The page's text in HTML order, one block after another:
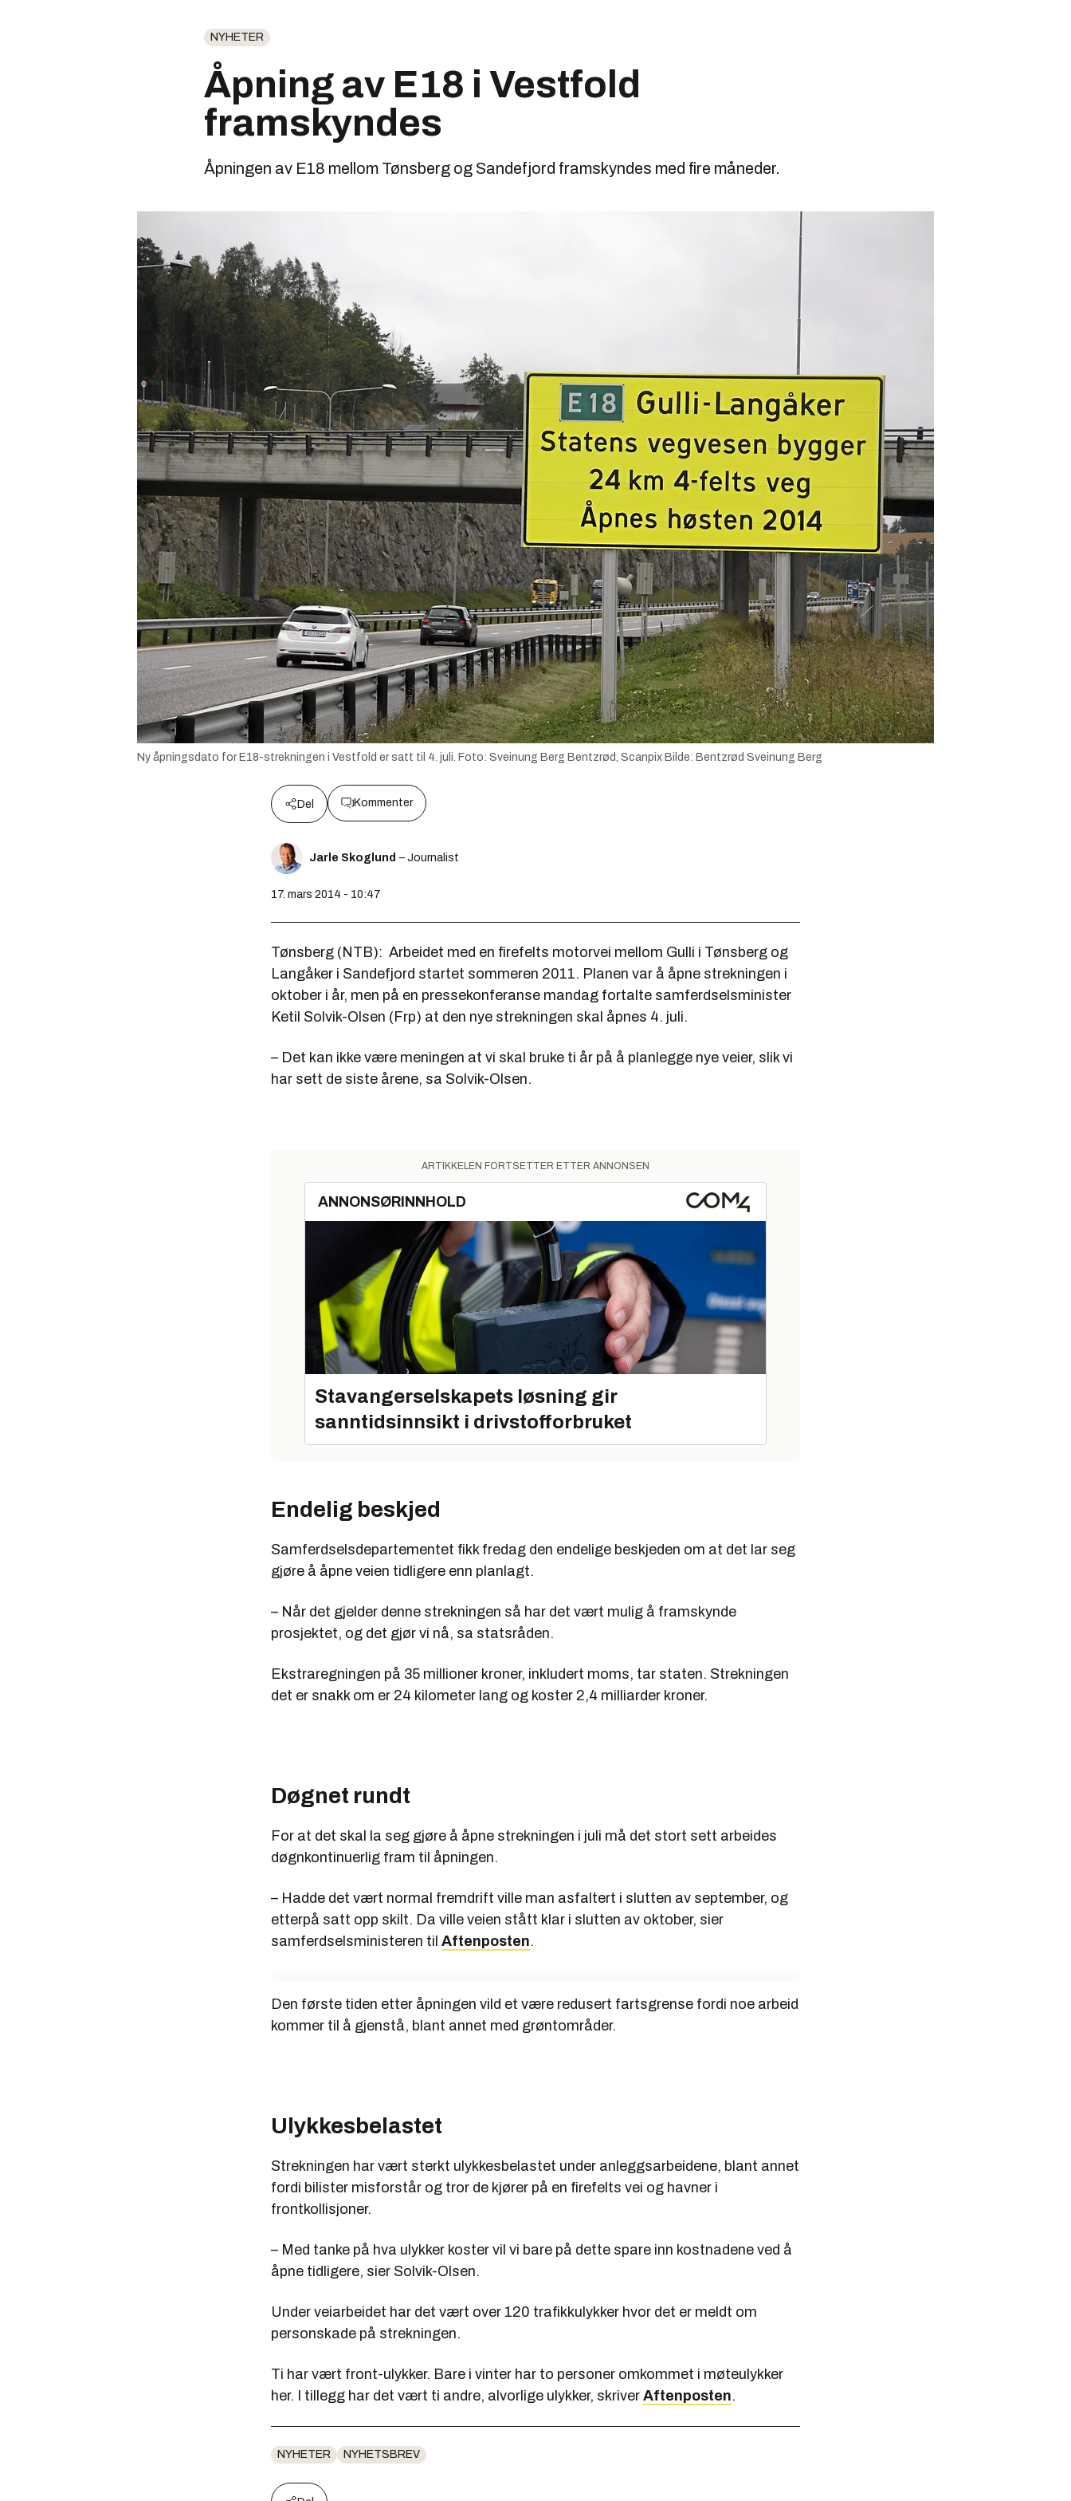
NYHETER
Åpning av E18 i Vestfold
framskyndes
Åpningen av E18 mellom Tønsberg og Sandefjord framskyndes med fire måneder.
Ny åpningsdato for E18-strekningen i Vestfold er satt til 4. juli. Foto: Sveinung Berg Bentzrød, Scanpix Bilde: Bentzrød Sveinung Berg
Del Kommenter
Jarle Skoglund – Journalist
17. mars 2014 - 10:47
Tønsberg (NTB): Arbeidet med en firefelts motorvei mellom Gulli i Tønsberg og
Langåker i Sandefjord startet sommeren 2011. Planen var å åpne strekningen i
oktober i år, men på en pressekonferanse mandag fortalte samferdselsminister
Ketil Solvik-Olsen (Frp) at den nye strekningen skal åpnes 4. juli.
– Det kan ikke være meningen at vi skal bruke ti år på å planlegge nye veier, slik vi
har sett de siste årene, sa Solvik-Olsen.
ARTIKKELEN FORTSETTER ETTER ANNONSEN
ANNONSØRINNHOLD
Stavangerselskapets løsning gir
sanntidsinnsikt i drivstofforbruket
Endelig beskjed
Samferdselsdepartementet fikk fredag den endelige beskjeden om at det lar seg
gjøre å åpne veien tidligere enn planlagt.
– Når det gjelder denne strekningen så har det vært mulig å framskynde
prosjektet, og det gjør vi nå, sa statsråden.
Ekstraregningen på 35 millioner kroner, inkludert moms, tar staten. Strekningen
det er snakk om er 24 kilometer lang og koster 2,4 milliarder kroner.
Døgnet rundt
For at det skal la seg gjøre å åpne strekningen i juli må det stort sett arbeides
døgnkontinuerlig fram til åpningen.
– Hadde det vært normal fremdrift ville man asfaltert i slutten av september, og
etterpå satt opp skilt. Da ville veien stått klar i slutten av oktober, sier
samferdselsministeren til Aftenposten.
Den første tiden etter åpningen vild et være redusert fartsgrense fordi noe arbeid
kommer til å gjenstå, blant annet med grøntområder.
Ulykkesbelastet
Strekningen har vært sterkt ulykkesbelastet under anleggsarbeidene, blant annet
fordi bilister misforstår og tror de kjører på en firefelts vei og havner i
frontkollisjoner.
– Med tanke på hva ulykker koster vil vi bare på dette spare inn kostnadene ved å
åpne tidligere, sier Solvik-Olsen.
Under veiarbeidet har det vært over 120 trafikkulykker hvor det er meldt om
personskade på strekningen.
Ti har vært front-ulykker. Bare i vinter har to personer omkommet i møteulykker
her. I tillegg har det vært ti andre, alvorlige ulykker, skriver Aftenposten.
NYHETER NYHETSBREV